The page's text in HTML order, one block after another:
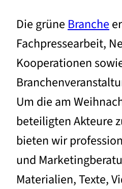
Die grüne Branche
Fachpressearbeit,
Kooperationen
Um die am
beteiligten Akteure
bieten wir
und
Materialien, Texte,